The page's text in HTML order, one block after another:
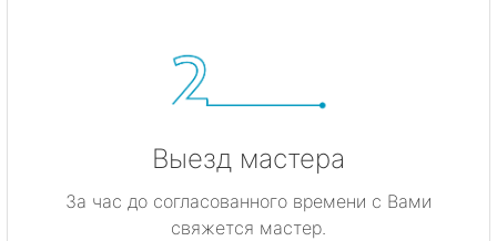
Выезд мастера
За час до согласованного времени с Вами
свяжется мастер.